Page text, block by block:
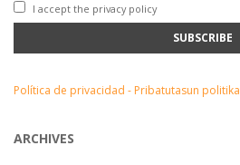
I accept the privacy policy
Política de privacidad - Pribatutasun politika
ARCHIVES